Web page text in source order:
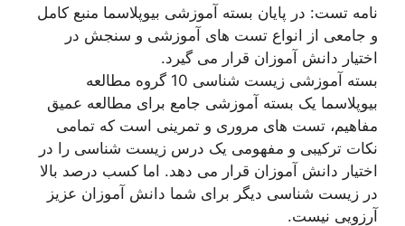
نامه تست: در پایان بسته آموزشی بیوپلاسما منبع کامل
و جامعی از انواع تست های آموزشی و سنجش در
اختیار دانش آموزان قرار می گیرد.
بسته آموزشی زیست شناسی 10 گروه مطالعه
بیوپلاسما یک بسته آموزشی جامع برای مطالعه عمیق
مفاهیم، ​​تست های مروری و تمرینی است که تمامی
نکات ترکیبی و مفهومی یک درس زیست شناسی را در
اختیار دانش آموزان قرار می دهد. اما کسب درصد بالا
در زیست شناسی دیگر برای شما دانش آموزان عزیز
آرزویی نیست.